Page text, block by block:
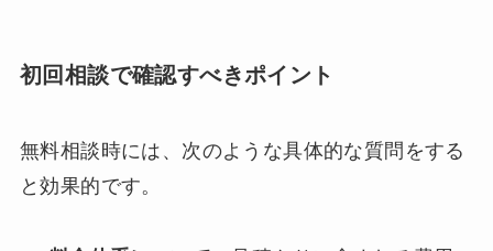
初回相談で確認すべきポイント
無料相談時には、次のような具体的な質問をする
と効果的です。